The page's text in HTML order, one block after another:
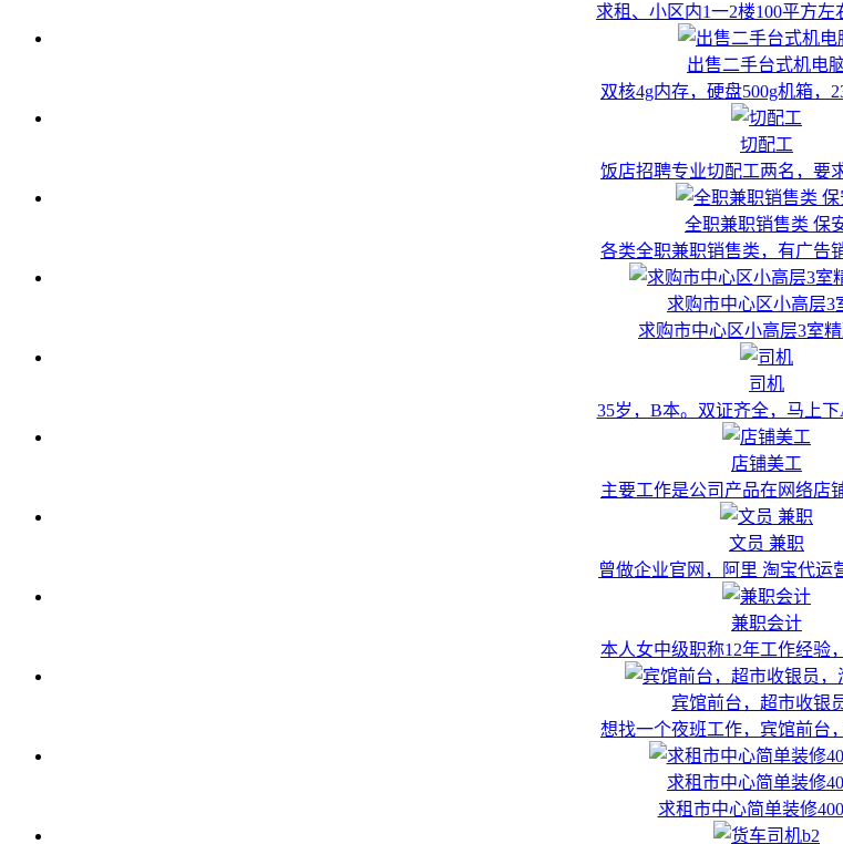
求租、小区内1一2楼100平方左
出售二手台式机电
双核4g内存，硬盘500g机箱，
切配工
饭店招聘专业切配工两名，要
全职兼职销售类 保
各类全职兼职销售类，有广告
求购市中心区小高层3
求购市中心区小高层3室
司机
35岁，B本。双证齐全，马上
店铺美工
主要工作是公司产品在网络店
文员 兼职
曾做企业官网，阿里 淘宝代运
兼职会计
本人女中级职称12年工作经验
宾馆前台，超市收银
想找一个夜班工作，宾馆前台
求租市中心简单装修
求租市中心简单装修